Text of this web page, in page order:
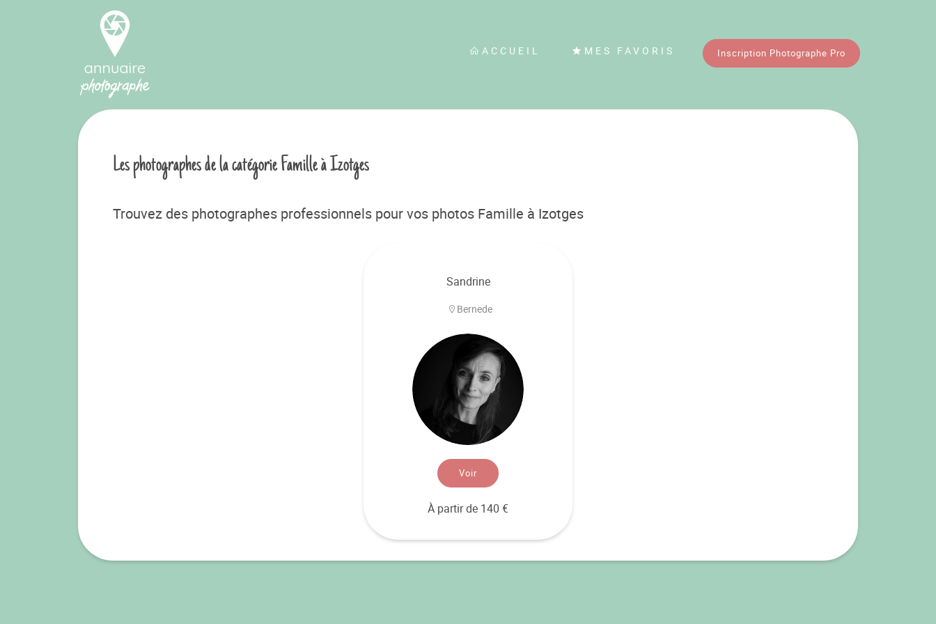
ACCUEIL MES FAVORIS Inscription Photographe Pro
Les photographes de la catégorie Famille à Izotges
Trouvez des photographes professionnels pour vos photos Famille à Izotges
Sandrine
Bernede
Voir
À partir de 140 €